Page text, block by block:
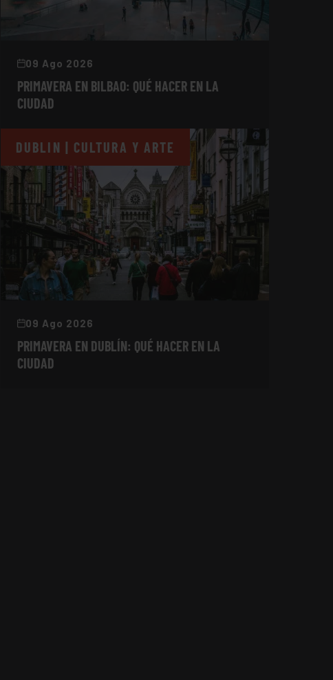
09 Ago 2026
PRIMAVERA EN BILBAO: QUÉ HACER EN LA
CIUDAD
DUBLIN | CULTURA Y ARTE
09 Ago 2026
PRIMAVERA EN DUBLÍN: QUÉ HACER EN LA
CIUDAD